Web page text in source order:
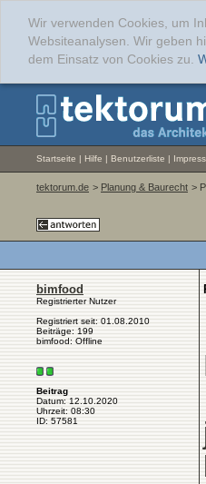
Wir verwenden Cookies, um
Websiteanalysen. Wir geben
dem Einsatz von Cookies zu.
Startseite | Hilfe | Benutzerliste |
tektorum.de > Planung & Baurecht >
bimfood
Registrierter Nutzer
Registriert seit: 01.08.2010
Beiträge: 199
bimfood: Offline
Beitrag
Datum: 12.10.2020
Uhrzeit: 08:30
ID: 57581